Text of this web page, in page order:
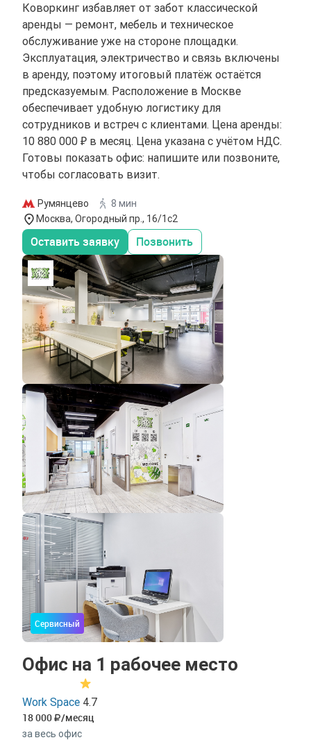
Коворкинг избавляет от забот классической
аренды — ремонт, мебель и техническое
обслуживание уже на стороне площадки.
Эксплуатация, электричество и связь включены
в аренду, поэтому итоговый платёж остаётся
предсказуемым. Расположение в Москве
обеспечивает удобную логистику для
сотрудников и встреч с клиентами. Цена аренды:
10 880 000 ₽ в месяц. Цена указана с учётом НДС.
Готовы показать офис: напишите или позвоните,
чтобы согласовать визит.
Румянцево
8 мин
Москва, Огородный пр., 16/1с2
Оставить заявку Позвонить
Сервисный
Офис на 1 рабочее место
Work Space 4.7
18 000 /месяц
за весь офис